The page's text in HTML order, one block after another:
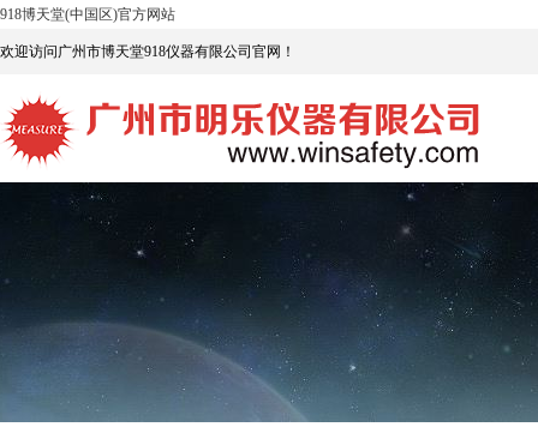
918博天堂(中国区)官方网站
欢迎访问广州市博天堂918仪器有限公司官网！